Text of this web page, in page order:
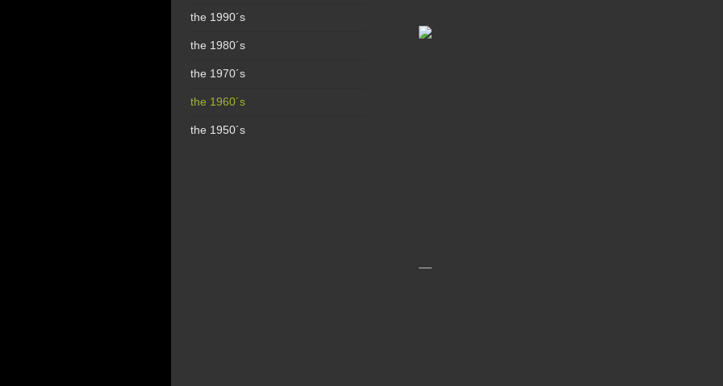
the 1990´s
the 1980´s
the 1970´s
the 1960´s
the 1950´s